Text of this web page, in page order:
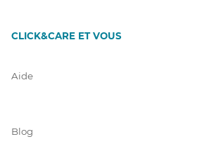
CLICK&CARE ET VOUS
Aide
Blog